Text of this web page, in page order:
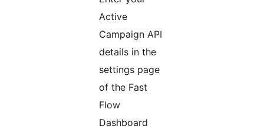
Active
Campaign API
details in the
settings page
of the Fast
Flow
Dashboard